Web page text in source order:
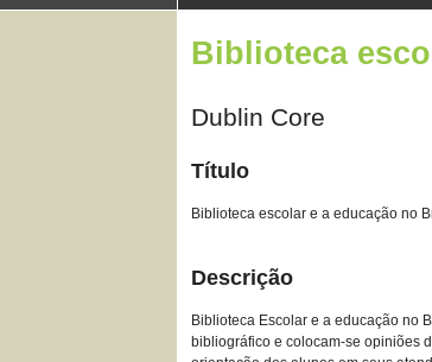
Biblioteca
Dublin Core
Título
Biblioteca escolar e a educação no
Descrição
Biblioteca Escolar e a educação no
bibliográfico e colocam-se opiniões